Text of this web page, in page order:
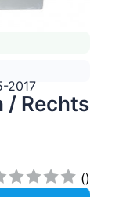
2017
/ Rechts
()